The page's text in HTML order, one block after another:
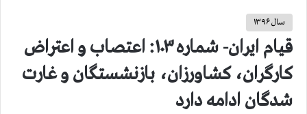
سال ۱۳۹۶
قیام ایران- شماره ۱۰۳: اعتصاب و اعتراض
کارگران، کشاورزان، بازنشستگان و غارت
شدگان ادامه دارد